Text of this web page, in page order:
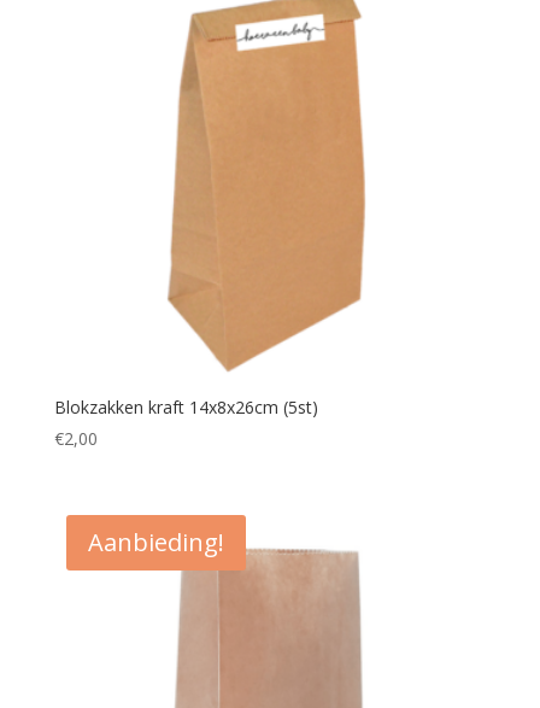
Blokzakken kraft 14x8x26cm (5st)
€2,00
Aanbieding!